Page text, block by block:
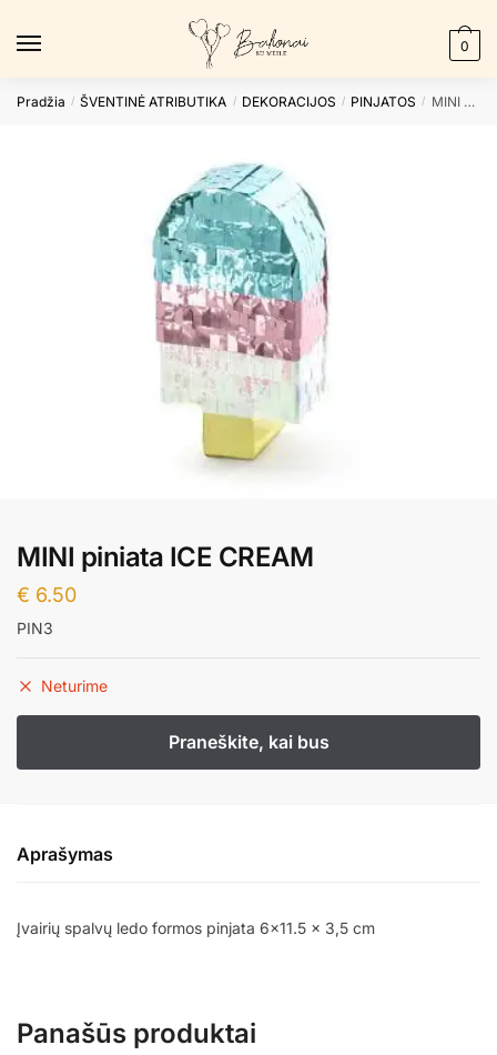
0
Pradžia / ŠVENTINĖ ATRIBUTIKA / DEKORACIJOS / PINJATOS / MINI piniata ICE CREAM
MINI piniata ICE CREAM
€ 6.50
PIN3
Neturime
Aprašymas
Įvairių spalvų ledo formos pinjata 6×11.5 x 3,5 cm
Panašūs produktai